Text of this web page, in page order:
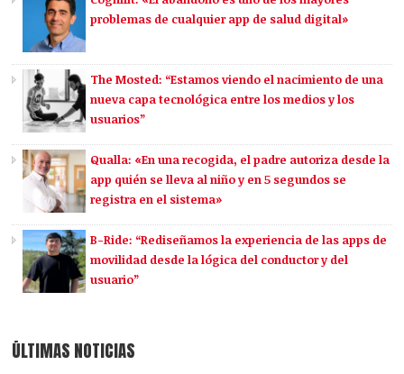
problemas de cualquier app de salud digital»
The Mosted: “Estamos viendo el nacimiento de una
nueva capa tecnológica entre los medios y los
usuarios”
Qualla: «En una recogida, el padre autoriza desde la
app quién se lleva al niño y en 5 segundos se
registra en el sistema»
B-Ride: “Rediseñamos la experiencia de las apps de
movilidad desde la lógica del conductor y del
usuario”
ÚLTIMAS NOTICIAS